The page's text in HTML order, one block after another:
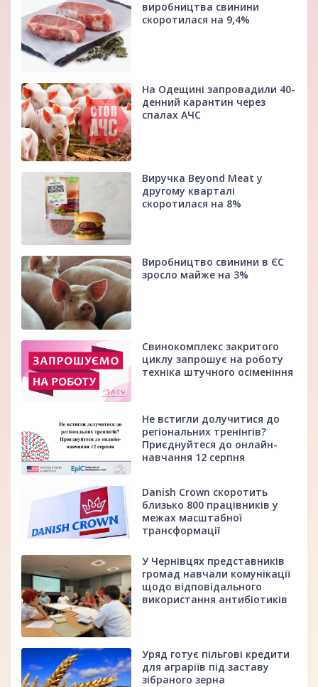
виробництва свинини
скоротилася на 9,4%
На Одещині запровадили 40-
денний карантин через
спалах АЧС
Виручка Beyond Meat у
другому кварталі
скоротилася на 8%
Виробництво свинини в ЄС
зросло майже на 3%
Свинокомплекс закритого
циклу запрошує на роботу
техніка штучного осіменіння
Не встигли долучитися до
регіональних тренінгів?
Приєднуйтеся до онлайн-
навчання 12 серпня
Danish Crown скоротить
близько 800 працівників у
межах масштабної
трансформації
У Чернівцях представників
громад навчали комунікації
щодо відповідального
використання антибіотиків
Уряд готує пільгові кредити
для аграріїв під заставу
зібраного зерна